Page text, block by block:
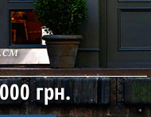
грн.